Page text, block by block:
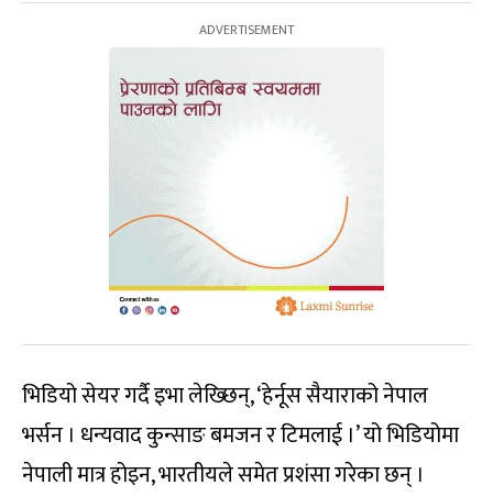
भिडियो सेयर गर्दै इभा लेख्छिन्, ‘हेर्नूस सैयाराको नेपाल
भर्सन । धन्यवाद कुन्साङ बमजन र टिमलाई ।’ यो भिडियोमा
नेपाली मात्र होइन, भारतीयले समेत प्रशंसा गरेका छन् ।